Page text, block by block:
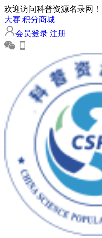
欢迎访问科普资源名录网！
大赛 积分商城
会员登录 注册